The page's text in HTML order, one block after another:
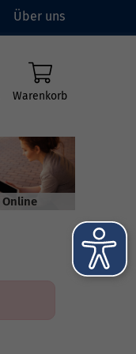
Über uns
Warenkorb
Online